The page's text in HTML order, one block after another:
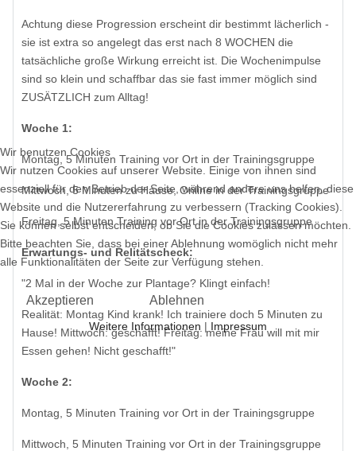
Achtung diese Progression erscheint dir bestimmt lächerlich -
sie ist extra so angelegt das erst nach 8 WOCHEN die
tatsächliche große Wirkung erreicht ist. Die Wochenimpulse
sind so klein und schaffbar das sie fast immer möglich sind
ZUSÄTZLICH zum Alltag!
Woche 1:
Montag, 5 Minuten Training vor Ort in der Trainingsgruppe
Mittwoch, 5 Minuten zu Hause, Online in der Trainingsgruppe
Freitag, 5 Minuten Training vor Ort in der Trainingsgruppe
Erwartungs- und Relitätscheck:
"2 Mal in der Woche zur Plantage? Klingt einfach!
Realität: Montag Kind krank! Ich trainiere doch 5 Minuten zu
Hause! Mittwoch: geschafft! Freitag: meine Frau will mit mir
Essen gehen! Nicht geschafft!"
Woche 2:
Montag, 5 Minuten Training vor Ort in der Trainingsgruppe
Mittwoch, 5 Minuten Training vor Ort in der Trainingsgruppe
Wir benutzen Cookies
Wir nutzen Cookies auf unserer Website. Einige von ihnen sind
essenziell für den Betrieb der Seite, während andere uns helfen, diese
Website und die Nutzererfahrung zu verbessern (Tracking Cookies).
Sie können selbst entscheiden, ob Sie die Cookies zulassen möchten.
Bitte beachten Sie, dass bei einer Ablehnung womöglich nicht mehr
alle Funktionalitäten der Seite zur Verfügung stehen.
Akzeptieren Ablehnen
Weitere Informationen | Impressum